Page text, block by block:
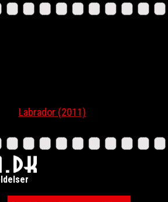
Labrador (2011)